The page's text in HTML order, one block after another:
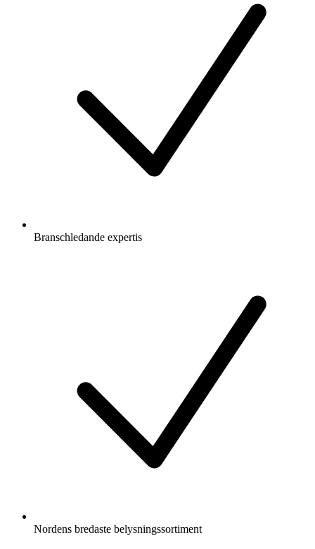
Branschledande expertis
Nordens bredaste belysningssortiment